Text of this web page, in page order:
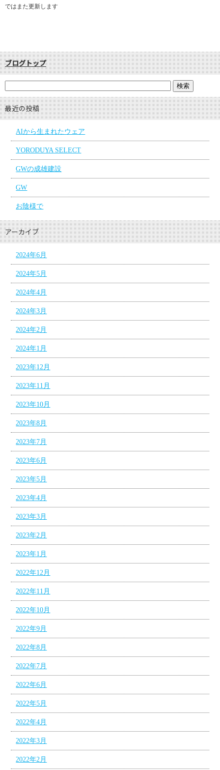
ではまた更新します
ブログトップ
最近の投稿
AIから生まれたウェア
YORODUYA SELECT
GWの成雄建設
GW
お陰様で
アーカイブ
2024年6月
2024年5月
2024年4月
2024年3月
2024年2月
2024年1月
2023年12月
2023年11月
2023年10月
2023年8月
2023年7月
2023年6月
2023年5月
2023年4月
2023年3月
2023年2月
2023年1月
2022年12月
2022年11月
2022年10月
2022年9月
2022年8月
2022年7月
2022年6月
2022年5月
2022年4月
2022年3月
2022年2月